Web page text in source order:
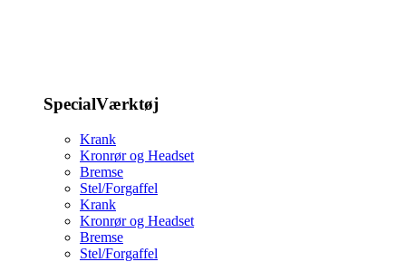
SpecialVærktøj
Krank
Kronrør og Headset
Bremse
Stel/Forgaffel
Krank
Kronrør og Headset
Bremse
Stel/Forgaffel